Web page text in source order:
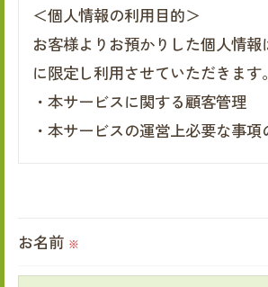
＜個人情報の利用目的＞
お客様よりお預かりした個人情報
に限定し利用させていただきます。
・本サービスに関する顧客管理
・本サービスの運営上必要な事
められた場合を除き、
取得した個人情報を第三者に提供
お名前 ※